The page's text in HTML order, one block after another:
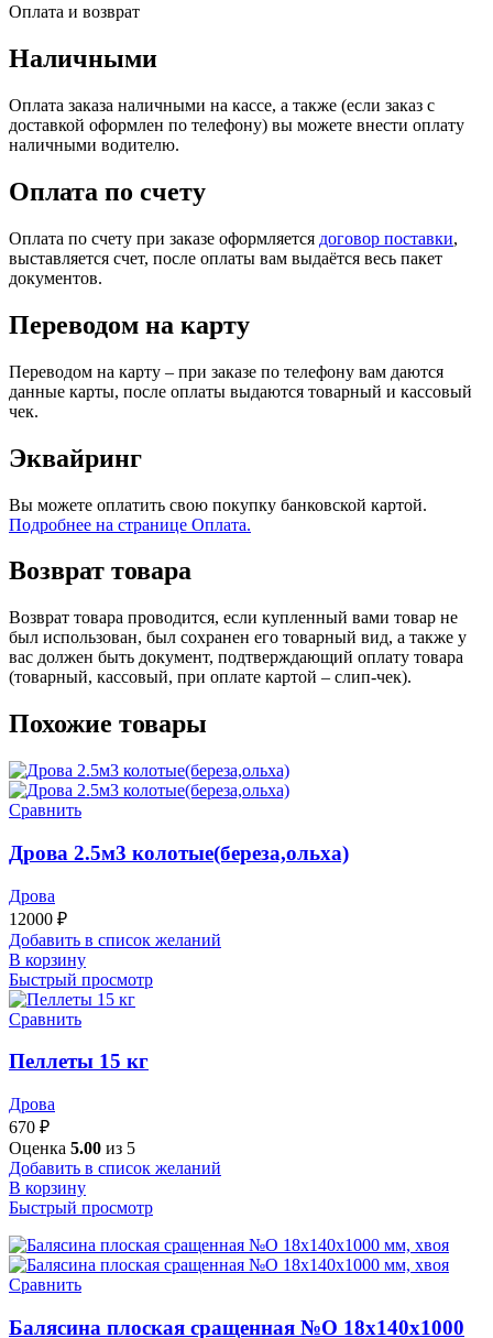
Оплата и возврат
Наличными
Оплата заказа наличными на кассе, а также (если заказ с
доставкой оформлен по телефону) вы можете внести оплату
наличными водителю.
Оплата по счету
Оплата по счету при заказе оформляется договор поставки,
выставляется счет, после оплаты вам выдаётся весь пакет
документов.
Переводом на карту
Переводом на карту – при заказе по телефону вам даются
данные карты, после оплаты выдаются товарный и кассовый
чек.
Эквайринг
Вы можете оплатить свою покупку банковской картой.
Подробнее на странице Оплата.
Возврат товара
Возврат товара проводится, если купленный вами товар не
был использован, был сохранен его товарный вид, а также у
вас должен быть документ, подтверждающий оплату товара
(товарный, кассовый, при оплате картой – слип-чек).
Похожие товары
Сравнить
Дрова 2.5м3 колотые(береза,ольха)
Дрова
12000 ₽
Добавить в список желаний
В корзину
Быстрый просмотр
Сравнить
Пеллеты 15 кг
Дрова
670 ₽
Оценка 5.00 из 5
Добавить в список желаний
В корзину
Быстрый просмотр
Сравнить
Балясина плоская сращенная №О 18х140х1000